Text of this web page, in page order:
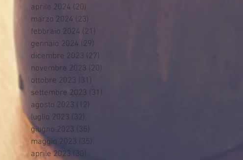
aprile 2024 (20)
marzo 2024 (23)
febbraio 2024 (21)
gennaio 2024 (29)
dicembre 2023 (27)
novembre 2023 (20)
ottobre 2023 (31)
settembre 2023 (31)
agosto 2023 (12)
luglio 2023 (32)
giugno 2023 (35)
maggio 2023 (35)
aprile 2023 (30)